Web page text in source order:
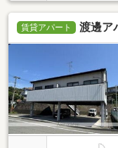
賃貸アパート 渡邊ア